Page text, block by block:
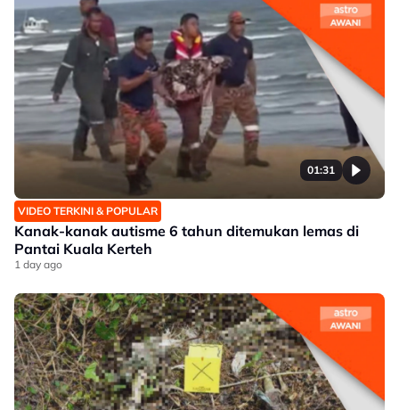
01:31
VIDEO TERKINI & POPULAR
Kanak-kanak autisme 6 tahun ditemukan lemas di
Pantai Kuala Kerteh
1 day ago